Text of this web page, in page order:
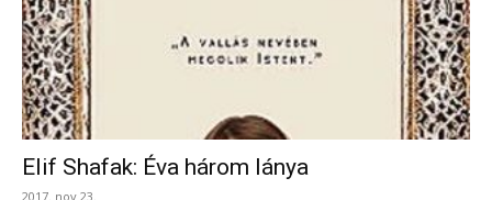
Elif Shafak: Éva három lánya
2017. nov 23.